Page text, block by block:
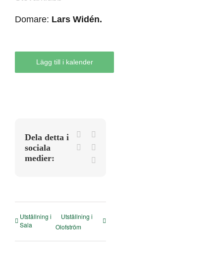
Domare: Lars Widén.
Lägg till i kalender
Dela detta i
sociala
medier:
Facebook
LinkedIn
Utställning i
Sala
Utställning i
Olofström